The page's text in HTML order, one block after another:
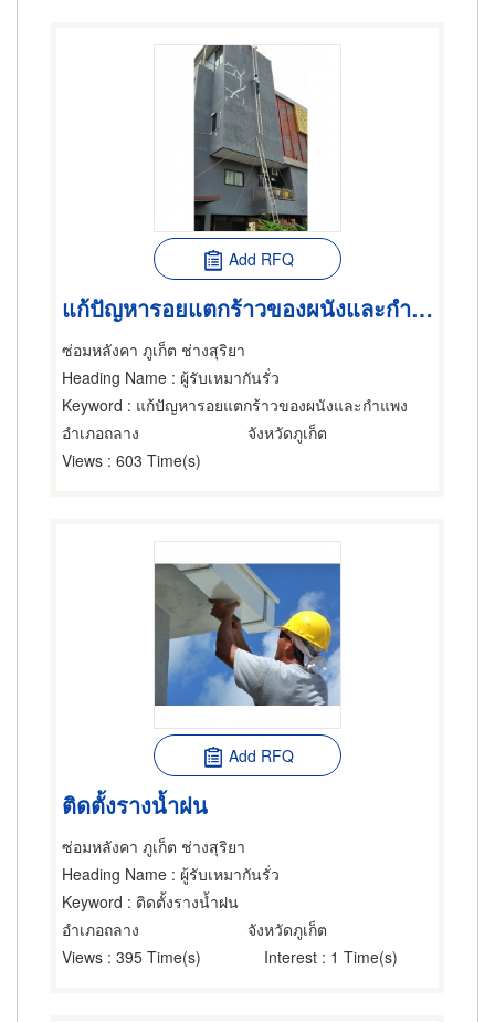
Add RFQ
แก้ปัญหารอยแตกร้าวของผนังและกำแพง
ซ่อมหลังคา ภูเก็ต ช่างสุริยา
Heading Name : ผู้รับเหมากันรั่ว
Keyword : แก้ปัญหารอยแตกร้าวของผนังและกำแพง
อำเภอถลาง
จังหวัดภูเก็ต
Views : 603 Time(s)
Add RFQ
ติดตั้งรางน้ำฝน
ซ่อมหลังคา ภูเก็ต ช่างสุริยา
Heading Name : ผู้รับเหมากันรั่ว
Keyword : ติดตั้งรางน้ำฝน
อำเภอถลาง
จังหวัดภูเก็ต
Views : 395 Time(s) Interest : 1 Time(s)